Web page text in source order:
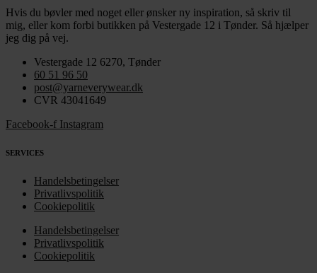
Hvis du bøvler med noget eller ønsker ny inspiration, så skriv til
mig, eller kom forbi butikken på Vestergade 12 i Tønder. Så hjælper
jeg dig på vej.
Vestergade 12 6270, Tønder
60 51 96 50
post@yarneverywear.dk
CVR 43041649
Facebook-f Instagram
SERVICES
Handelsbetingelser
Privatlivspolitik
Cookiepolitik
Handelsbetingelser
Privatlivspolitik
Cookiepolitik